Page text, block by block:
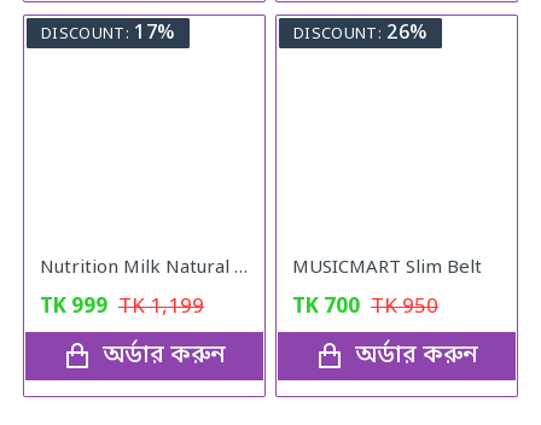
DISCOUNT: 17%
Nutrition Milk Natural Weight Gain Formula
TK 999 TK1,199
অর্ডার করুন
DISCOUNT: 26%
MUSICMART Slim Belt
TK 700 TK950
অর্ডার করুন